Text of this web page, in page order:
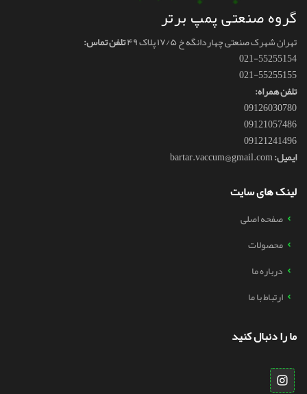
گروه صنعتی پمپ برتر
تهران شهرک صنعتی چهاردانگه خ ۱۷/۵ پلاک ۴۹
تلفن تماس:
021-55255154
021-55255155
تلفن همراه:
09126030780
09121057486
09121241496
ایمیل:
لینک های سایت
صفحه اصلی
محصولات
درباره ما
ارتباط با ما
ما را دنبال کنید